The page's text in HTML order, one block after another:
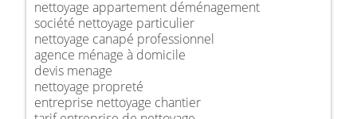
nettoyage appartement déménagement
société nettoyage particulier
nettoyage canapé professionnel
agence ménage à domicile
devis menage
nettoyage propreté
entreprise nettoyage chantier